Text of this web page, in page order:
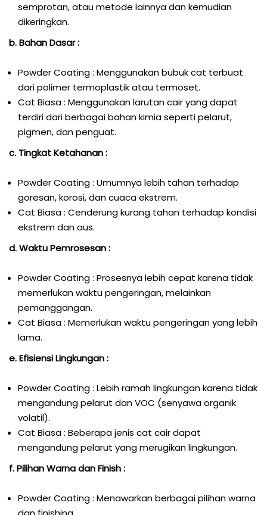
semprotan, atau metode lainnya dan kemudian
dikeringkan.
b. Bahan Dasar :
Powder Coating : Menggunakan bubuk cat terbuat
dari polimer termoplastik atau termoset.
Cat Biasa : Menggunakan larutan cair yang dapat
terdiri dari berbagai bahan kimia seperti pelarut,
pigmen, dan penguat.
c. Tingkat Ketahanan :
Powder Coating : Umumnya lebih tahan terhadap
goresan, korosi, dan cuaca ekstrem.
Cat Biasa : Cenderung kurang tahan terhadap kondisi
ekstrem dan aus.
d. Waktu Pemrosesan :
Powder Coating : Prosesnya lebih cepat karena tidak
memerlukan waktu pengeringan, melainkan
pemanggangan.
Cat Biasa : Memerlukan waktu pengeringan yang lebih
lama.
e. Efisiensi Lingkungan :
Powder Coating : Lebih ramah lingkungan karena tidak
mengandung pelarut dan VOC (senyawa organik
volatil).
Cat Biasa : Beberapa jenis cat cair dapat
mengandung pelarut yang merugikan lingkungan.
f. Pilihan Warna dan Finish :
Powder Coating : Menawarkan berbagai pilihan warna